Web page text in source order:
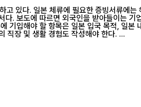
있다. 일본 체류에 필요한 증빙서류에
재류자
으며 민감한 정보를 가진 인사들을 대상으로 했다. 여행 이력 및 자금 출처뿐만 아니라 과거에 발표된 논문이나 본국에서의 직장 및 생활 경험도 작성해야 한다. ...